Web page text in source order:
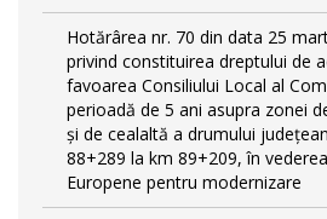
Hotărârea nr. 70 din data 25
privind constituirea dreptului de
favoarea Consiliului Local al
perioadă de 5 ani asupra zonei
și de cealaltă a drumului
88+289 la km 89+209, în
Europene pentru modernizare